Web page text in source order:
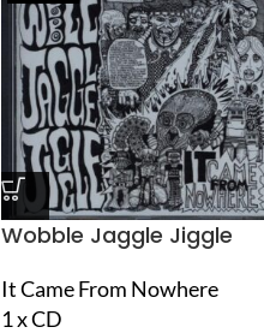
Wobble Jaggle Jiggle
It Came From Nowhere
1 x CD